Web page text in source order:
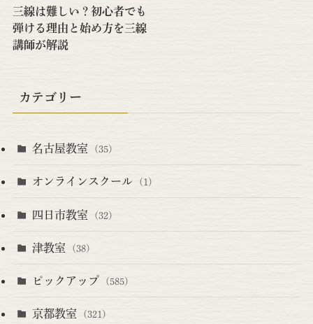
三線は難しい？初心者でも
弾ける理由と始め方を三線
講師が解説
カテゴリー
名古屋教室 (35)
オンラインスクール (1)
四日市教室 (32)
津教室 (38)
ピックアップ (585)
京都教室 (321)